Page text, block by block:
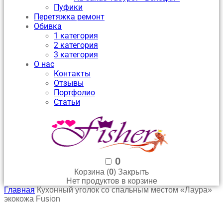
Пуфики
Перетяжка ремонт
Обивка
1 категория
2 категория
3 категория
О нас
Контакты
Отзывы
Портфолио
Статьи
0
Корзина (0) Закрыть
Нет продуктов в корзине
Главная Кухонный уголок со спальным местом «Лаура»
экокожа Fusion